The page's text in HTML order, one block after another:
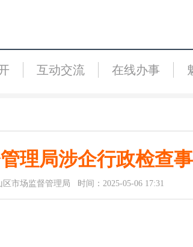
互动交流 在线办事
理局涉企行政检查
区市场监督管理局 时间：2025-05-06 17:31